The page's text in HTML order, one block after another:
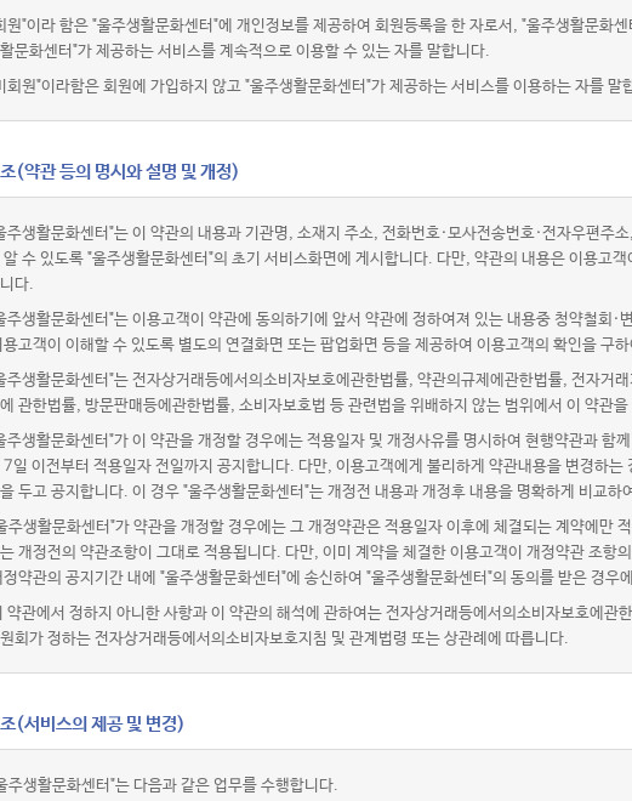
원"이라 함은 "울주생활문화센터"에 개인정보를 제공하여 회원등록을 한 자로서, "울주생활문화
문화센터"가 제공하는 서비스를 계속적으로 이용할 수 있는 자를 말합니다.
회원"이라함은 회원에 가입하지 않고 "울주생활문화센터"가 제공하는 서비스를 이용하는 자를 말
(약관 등의 명시와 설명 및 개정)
주생활문화센터"는 이 약관의 내용과 기관명, 소재지 주소, 전화번호·모사전송번호·전자우편주
알 수 있도록 "울주생활문화센터"의 초기 서비스화면에 게시합니다. 다만, 약관의 내용은 이용고
다.
주생활문화센터"는 이용고객이 약관에 동의하기에 앞서 약관에 정하여져 있는 내용중 청약철회·
용고객이 이해할 수 있도록 별도의 연결화면 또는 팝업화면 등을 제공하여 이용고객의 확인을 구
주생활문화센터"는 전자상거래등에서의소비자보호에관한법률, 약관의규제에관한법률, 전자거
관한법률, 방문판매등에관한법률, 소비자보호법 등 관련법을 위배하지 않는 범위에서 이 약관
주생활문화센터"가 이 약관을 개정할 경우에는 적용일자 및 개정사유를 명시하여 현행약관과 함
7일 이전부터 적용일자 전일까지 공지합니다. 다만, 이용고객에게 불리하게 약관내용을 변경하는
두고 공지합니다. 이 경우 "울주생활문화센터"는 개정전 내용과 개정후 내용을 명확하게 비교하
주생활문화센터"가 약관을 개정할 경우에는 그 개정약관은 적용일자 이후에 체결되는 계약에만
개정전의 약관조항이 그대로 적용됩니다. 다만, 이미 계약을 체결한 이용고객이 개정약관 조항
정약관의 공지기간 내에 "울주생활문화센터"에 송신하여 "울주생활문화센터"의 동의를 받은 경우
약관에서 정하지 아니한 사항과 이 약관의 해석에 관하여는 전자상거래등에서의소비자보호에관
회가 정하는 전자상거래등에서의소비자보호지침 및 관계법령 또는 상관례에 따릅니다.
(서비스의 제공 및 변경)
주생활문화센터"는 다음과 같은 업무를 수행합니다.